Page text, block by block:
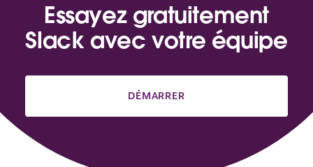
Essayez gratuitement
Slack avec votre équipe
DÉMARRER